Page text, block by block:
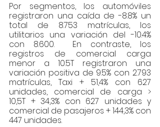
Por segmentos, los automóviles
registraron una caída de -8.8% un
total de 8.753 matrículas, los
utilitarios una variación del -10.4%
con 8.600.  En contraste, los
registros de comercial carga
menor a 10.5T registraron una
variación positiva de 9.5% con 2.793
matrículas, Taxi + 51,4% con 627
unidades, comercial de carga >
10,5T + 34,3% con 627 unidades y
comercial de pasajeros + 144,3% con
447 unidades.